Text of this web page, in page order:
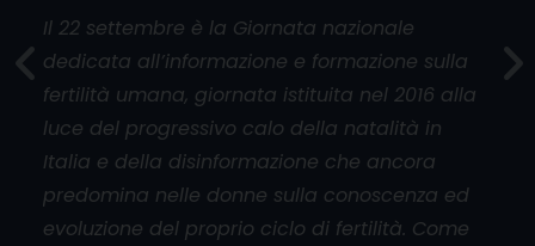
Il 22 settembre è la Giornata nazionale
dedicata all’informazione e formazione sulla
fertilità umana, giornata istituita nel 2016 alla
luce del progressivo calo della natalità in
Italia e della disinformazione che ancora
predomina nelle donne sulla conoscenza ed
evoluzione del proprio ciclo di fertilità. Come
La